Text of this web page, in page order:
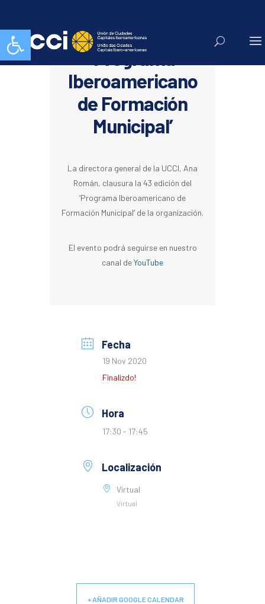
Abrir barra de herramientasClausura del
‘Programa
Iberoamericano
de Formación
Municipal’
La directora general de la UCCI, Ana
Román, clausura la 43 edición del
‘Programa Iberoamericano de
Formación Municipal’ de la organización.
El evento podrá seguirse en nuestro
canal deYouTube
Fecha
19 Nov 2020
Finalizdo!
Hora
17:30 - 17:45
Localización
Virtual
Virtual
+ AÑADIR GOOGLE CALENDAR